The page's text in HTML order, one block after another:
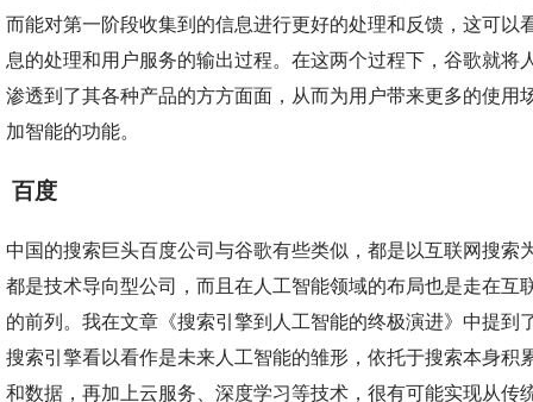
而能对第一阶段收集到的信息进行更好的处理和反馈，这可以
息的处理和用户服务的输出过程。在这两个过程下，谷歌就将
渗透到了其各种产品的方方面面，从而为用户带来更多的使用
加智能的功能。
百度
中国的搜索巨头百度公司与谷歌有些类似，都是以互联网搜索
都是技术导向型公司，而且在人工智能领域的布局也是走在互
的前列。我在文章《搜索引擎到人工智能的终极演进》中提到
搜索引擎看以看作是未来人工智能的雏形，依托于搜索本身积
和数据，再加上云服务、深度学习等技术，很有可能实现从传